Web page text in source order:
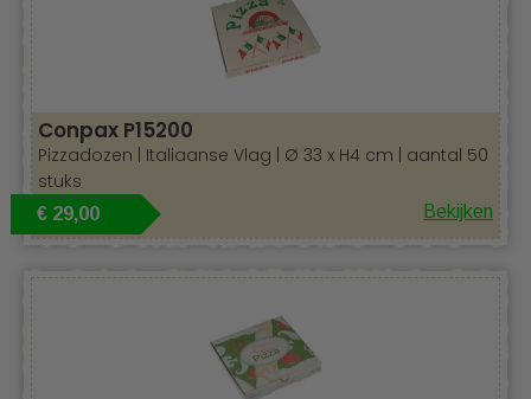
goed mogelijk.
Conpax P15200
Pizzadozen | Italiaanse Vlag | Ø 33 x H4 cm | aantal 50
stuks
€ 29,00 Bekijken